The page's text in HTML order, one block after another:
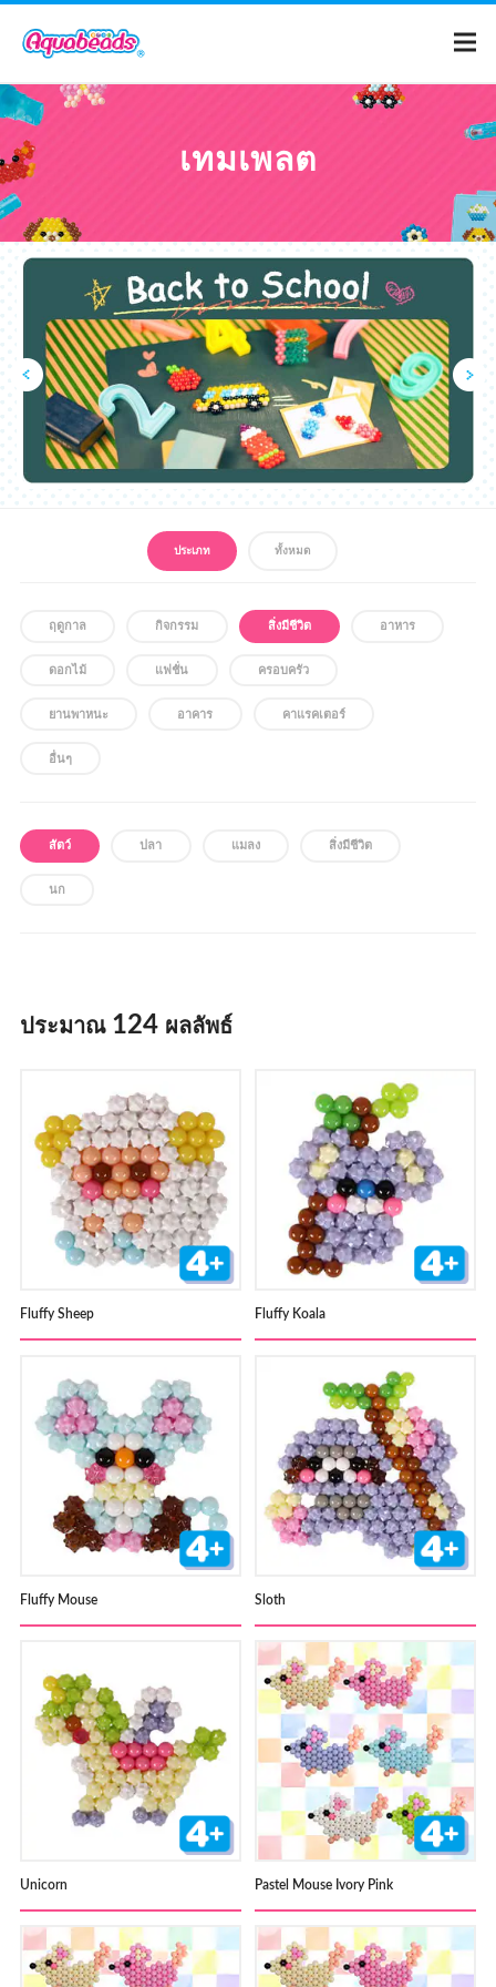
อควาบีดคือ?
วีดีโอ
สำหรับผู้ปกครอง
เทมเพลต
ประเภท ทั้งหมด
ฤดูกาล กิจกรรม สิ่งมีชีวิต อาหาร
ดอกไม้ แฟชั่น ครอบครัว
ยานพาหนะ อาคาร คาแรคเตอร์
อื่นๆ
สัตว์ ปลา แมลง สิ่งมีชีวิต
นก
ประมาณ 124 ผลลัพธ์
Fluffy Sheep Fluffy Koala
Fluffy Mouse Sloth
Unicorn Pastel Mouse Ivory Pink